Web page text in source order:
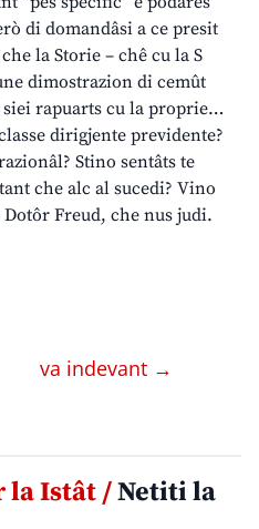
di domandâsi a ce presit
la Storie – chê cu la S
dimostrazion di cemût
rapuarts cu la proprie…
dirigjente previdente?
Stino sentâts te
che alc al sucedi? Vino
Freud, che nus judi.
va indevant →
la Istât /Netiti la